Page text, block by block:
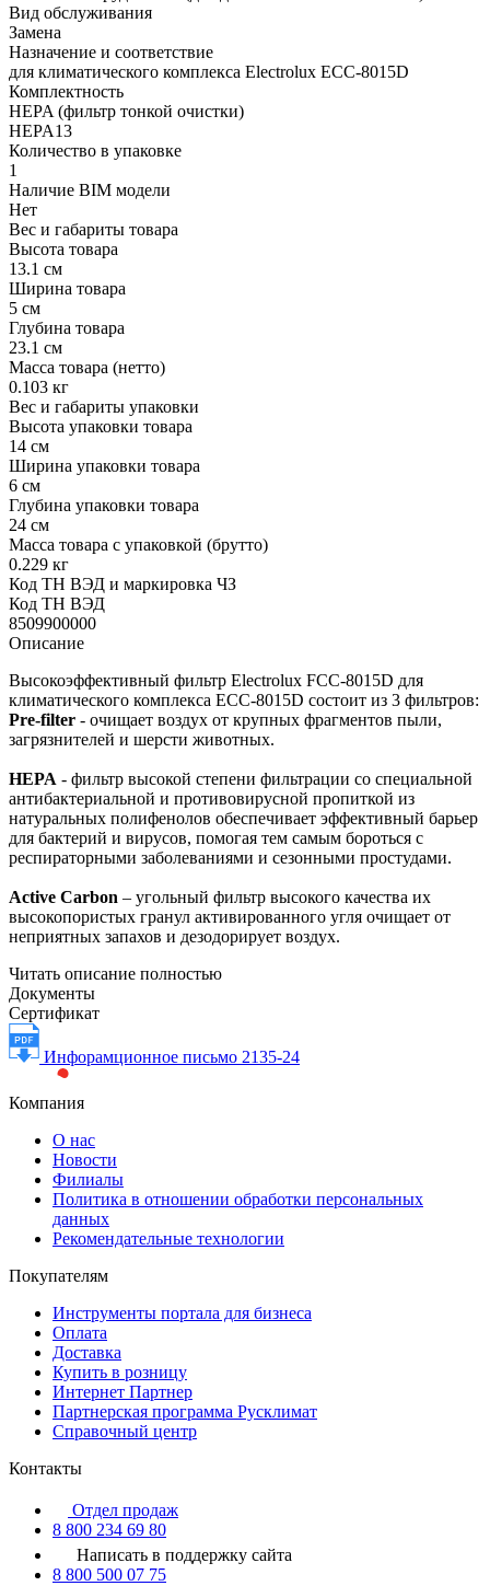
Вид обслуживания
Замена
Назначение и соответствие
для климатического комплекса Electrolux ECC-8015D
Комплектность
HEPA (фильтр тонкой очистки)
HEPA13
Количество в упаковке
1
Наличие BIM модели
Нет
Вес и габариты товара
Высота товара
13.1 см
Ширина товара
5 см
Глубина товара
23.1 см
Масса товара (нетто)
0.103 кг
Вес и габариты упаковки
Высота упаковки товара
14 см
Ширина упаковки товара
6 см
Глубина упаковки товара
24 см
Масса товара с упаковкой (брутто)
0.229 кг
Код ТН ВЭД и маркировка ЧЗ
Код ТН ВЭД
8509900000
Описание
Высокоэффективный фильтр Electrolux FCC-8015D для
климатического комплекса ECC-8015D состоит из 3 фильтров:
Pre-filter - очищает воздух от крупных фрагментов пыли,
загрязнителей и шерсти животных.
HEPA - фильтр высокой степени фильтрации со специальной
антибактериальной и противовирусной пропиткой из
натуральных полифенолов обеспечивает эффективный барьер
для бактерий и вирусов, помогая тем самым бороться с
респираторными заболеваниями и сезонными простудами.
Active Carbon – угольный фильтр высокого качества их
высокопористых гранул активированного угля очищает от
неприятных запахов и дезодорирует воздух.
Читать описание полностью
Документы
Сертификат
Инфорамционное письмо 2135-24
Компания
О нас
Новости
Филиалы
Политика в отношении обработки персональных
данных
Рекомендательные технологии
Покупателям
Инструменты портала для бизнеса
Оплата
Доставка
Купить в розницу
Интернет Партнер
Партнерская программа Русклимат
Справочный центр
Контакты
Отдел продаж
8 800 234 69 80
Написать в поддержку сайта
8 800 500 07 75